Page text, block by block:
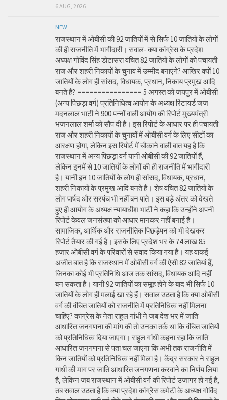
6 AUG, 2026
NEW
राजस्थान में ओबीसी की 92 जातियों में से सिर्फ 10 जातियों के लोगों
की ही राजनीति में भागीदारी। सवाल- क्या कांग्रेस के प्रदेश
अध्यक्ष गोविंद सिंह डोटासरा वंचित 82 जातियों के लोगों को पंचायती
राज और शहरी निकायों के चुनाव में उम्मीद बनाएंगे? आखिर क्यों 10
जातियों के लोग ही सांसद, विधायक, प्रधान, निकाय प्रमुख आदि
बनते हैं? ================ 5 अगस्त को जयपुर में ओबीसी
(अन्य पिछड़ा वर्ग) प्रतिनिधित्व आयोग के अध्यक्ष रिटायर्ड जज
मदनलाल भाटी ने 900 पन्नों वाली आयोग की रिपोर्ट मुख्यमंत्री
भजनलाल शर्मा को सौंप दी है। इस रिपोर्ट के आधार पर ही पंचायती
राज और शहरी निकायों के चुनावों में ओबीसी वर्ग के लिए सीटों का
आरक्षण होगा, लेकिन इस रिपोर्ट में चौकाने वाली बात यह है कि
राजस्थान में अन्य पिछड़ा वर्ग यानी ओबीसी की 92 जातियों हैं,
लेकिन इनमें से 10 जातियों के लोगों की ही राजनीति में भागीदारी
है। यानी इन 10 जातियों के लोग ही सांसद, विधायक, प्रधान,
शहरी निकायों के प्रमुख आदि बनते हैं। शेष वंचित 82 जातियों के
लोग पार्षद और सरपंच भी नहीं बन पाते। इस बड़े अंतर को देखते
हुए ही आयोग के अध्यक्ष न्यायाधीश भाटी ने कहा कि उन्होंने अपनी
रिपोर्ट केवल जनसंख्या को आधार मानकर नहीं बनाई है।
सामाजिक, आर्थिक और राजनीतिक पिछड़ेपन को भी देखकर
रिपोर्ट तैयार की गई है। इसके लिए प्रदेश भर के 74 लाख 85
हजार ओबीसी वर्ग के परिवारों से संवाद किया गया है। यह वाकई
अजीत बात है कि राजस्थान में ओबीसी वर्ग की ऐसी 82 जातियां हैं,
जिनका कोई भी प्रतिनिधि आज तक सांसद, विधायक आदि नहीं
बन सकता है। यानी 92 जातियों का समूह होने के बाद भी सिर्फ 10
जातियों के लोग ही मलाई खा रहे हैं। सवाल उठता है कि क्या ओबीसी
वर्ग की वंचित जातियों को राजनीति में प्रतिनिधित्व नहीं मिलना
चाहिए? कांग्रेस के नेता राहुल गांधी ने जब देश भर में जाति
आधारित जनगणना की मांग की तो उनका तर्क था कि वंचित जातियों
को प्रतिनिधित्व दिया जाएगा। राहुल गांधी कहना रहा कि जाति
आधारित जनगणना से पता चल जाएगा कि अभी तक राजनीति में
किन जातियों को प्रतिनिधित्व नहीं मिला है। केंद्र सरकार ने राहुल
गांधी की मांग पर जाति आधारित जनगणना करवाने का निर्णय लिया
है, लेकिन जब राजस्थान में ओबीसी वर्ग की रिपोर्ट उजागर हो गई है,
तब सवाल उठता है कि क्या प्रदेश कांग्रेस कमेटी के अध्यक्ष गोविंद